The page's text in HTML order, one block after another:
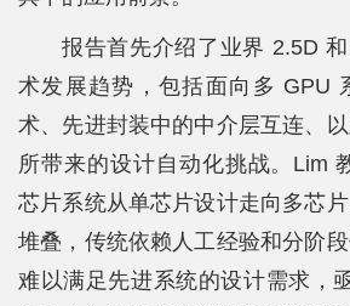
培
养
平
台
基
报告首先介绍了业界 2.5D
术发展趋势，包括面向多 GPU
术、先进封装中的中介层互连、
所带来的设计自动化挑战。Lim
芯片系统从单芯片设计走向多芯
堆叠，传统依赖人工经验和分阶
难以满足先进系统的设计需求，